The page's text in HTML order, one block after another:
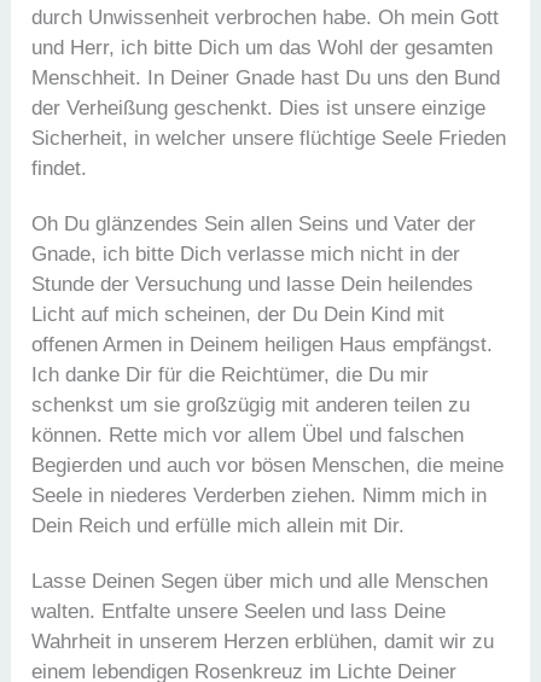
durch Unwissenheit verbrochen habe. Oh mein Gott
und Herr, ich bitte Dich um das Wohl der gesamten
Menschheit. In Deiner Gnade hast Du uns den Bund
der Verheißung geschenkt. Dies ist unsere einzige
Sicherheit, in welcher unsere flüchtige Seele Frieden
findet.
Oh Du glänzendes Sein allen Seins und Vater der
Gnade, ich bitte Dich verlasse mich nicht in der
Stunde der Versuchung und lasse Dein heilendes
Licht auf mich scheinen, der Du Dein Kind mit
offenen Armen in Deinem heiligen Haus empfängst.
Ich danke Dir für die Reichtümer, die Du mir
schenkst um sie großzügig mit anderen teilen zu
können. Rette mich vor allem Übel und falschen
Begierden und auch vor bösen Menschen, die meine
Seele in niederes Verderben ziehen. Nimm mich in
Dein Reich und erfülle mich allein mit Dir.
Lasse Deinen Segen über mich und alle Menschen
walten. Entfalte unsere Seelen und lass Deine
Wahrheit in unserem Herzen erblühen, damit wir zu
einem lebendigen Rosenkreuz im Lichte Deiner